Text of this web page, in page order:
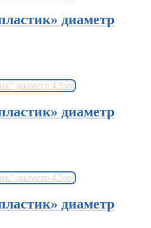
диаметр
диаметр
диаметр